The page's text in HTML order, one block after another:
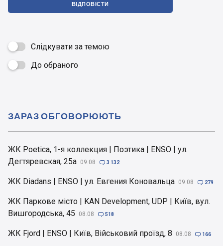
ВІДПОВІСТИ
Слідкувати за темою
 До обраного
ЖК Poetica, 1-я коллекция | Поэтика | ENSO | ул.
Дегтяревская, 25а 09.08  3 132
ЖК Diadans | ENSO | ул. Евгения Коновальца 09.08  279
ЖК Паркове місто | KAN Development, UDP | Київ, вул.
Вишгородська, 45
08.08  518
ЖК Fjord | ENSO | Київ, Військовий проїзд, 8 08.08  166
ЗАРАЗ ОБГОВОРЮЮТЬ